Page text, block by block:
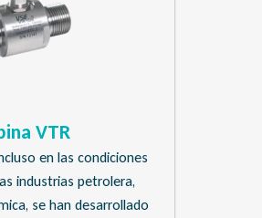
VTR
en las condiciones
industrias petrolera,
se han desarrollado